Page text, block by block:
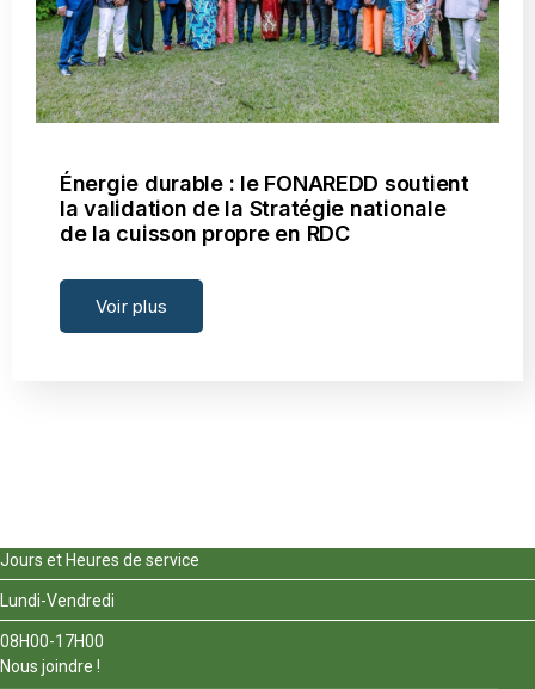
Énergie durable : le FONAREDD soutient
la validation de la Stratégie nationale
de la cuisson propre en RDC
Voir plus
Jours et Heures de service
Lundi-Vendredi
08H00-17H00
Nous joindre !